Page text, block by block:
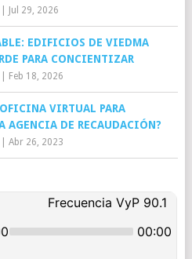
Jul 29, 2026
EDIFICIOS DE VIEDMA
PARA CONCIENTIZAR
Feb 18, 2026
VIRTUAL PARA
AGENCIA DE RECAUDACIÓN?
Abr 26, 2023